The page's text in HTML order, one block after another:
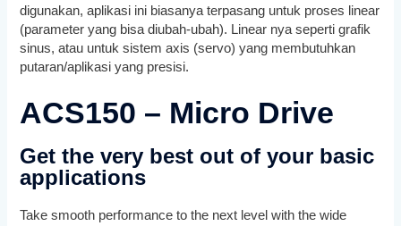
digunakan, aplikasi ini biasanya terpasang untuk proses linear
(parameter yang bisa diubah-ubah). Linear nya seperti grafik
sinus, atau untuk sistem axis (servo) yang membutuhkan
putaran/aplikasi yang presisi.
ACS150 – Micro Drive
Get the very best out of your basic
applications
Take smooth performance to the next level with the wide